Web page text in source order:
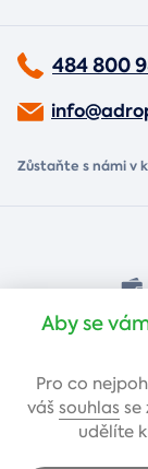
484 800
Zůstaňte s námi v
Bankovním
Aby se
Pro co
váš souhlas se
udělíte